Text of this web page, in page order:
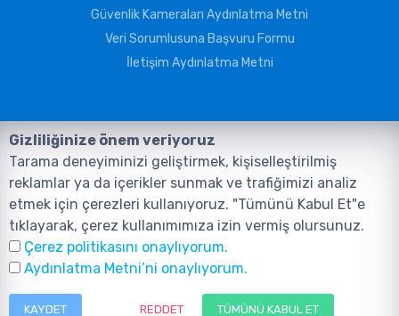
Güvenlik Kameraları Aydınlatma Metni
Veri Sorumlusuna Başvuru Formu
İletişim Aydınlatma Metni
©2026, Tüm Hakları ANIL TELEKOMÜNİKASYON GÜVENLİK VE BİLİŞİM
SİSTEMLERİ SAN. TİC. LTD. ŞTİ. aittir.Tasarım ve Yazılım:
Tasarım Yazılım ve Teknoloji
Gizliliğinize önem veriyoruz
Tarama deneyiminizi geliştirmek, kişiselleştirilmiş
reklamlar ya da içerikler sunmak ve trafiğimizi analiz
etmek için çerezleri kullanıyoruz. "Tümünü Kabul Et"e
tıklayarak, çerez kullanımımıza izin vermiş olursunuz.
Çerez politikasını onaylıyorum.
Aydınlatma Metni’ni onaylıyorum.
KAYDET REDDET TÜMÜNÜ KABUL ET